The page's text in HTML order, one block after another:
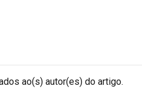
ao(s) autor(es) do artigo.